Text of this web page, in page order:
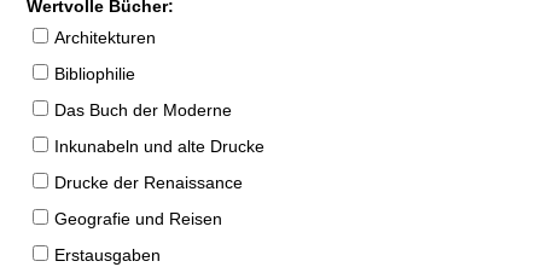
Wertvolle Bücher:
Architekturen
Bibliophilie
Das Buch der Moderne
Inkunabeln und alte Drucke
Drucke der Renaissance
Geografie und Reisen
Erstausgaben